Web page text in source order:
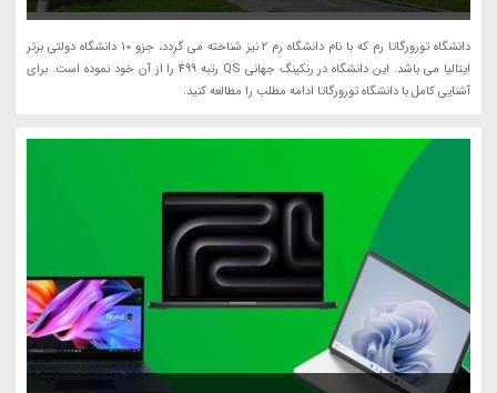
دانشگاه تورورگاتا رم که با نام دانشگاه رم 2 نیز شناخته می گردد، جزو 10 دانشگاه دولتی برتر
ایتالیا می باشد. این دانشگاه در رنکینگ جهانی QS رتبه 499 را از آن خود نموده است. برای
آشنایی کامل با دانشگاه تورورگاتا ادامه مطلب را مطالعه کنید.